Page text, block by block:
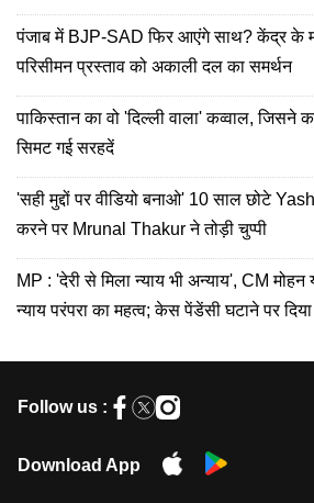
पंजाब में BJP-SAD फिर आएंगे साथ? केंद्र के
परिसीमन प्रस्ताव को अकाली दल का समर्थन
पाकिस्तान का वो 'दिल्ली वाला' कव्वाल, जिसने
सिमट गई सरहदें
'सही मुद्दों पर वीडियो बनाओ' 10 साल छोटे
करने पर Mrunal Thakur ने तोड़ी चुप्पी
MP : 'देरी से मिला न्याय भी अन्याय', CM मोहन
न्याय परंपरा का महत्व; केस पेंडेंसी घटाने पर
Follow us :
Download App